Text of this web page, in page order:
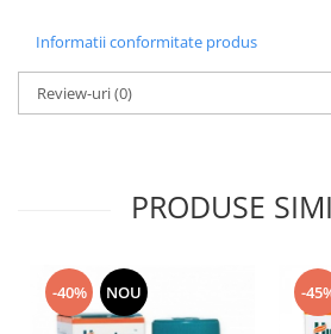
Informatii conformitate produs
Review-uri(0)
PRODUSE
-40% NOU -